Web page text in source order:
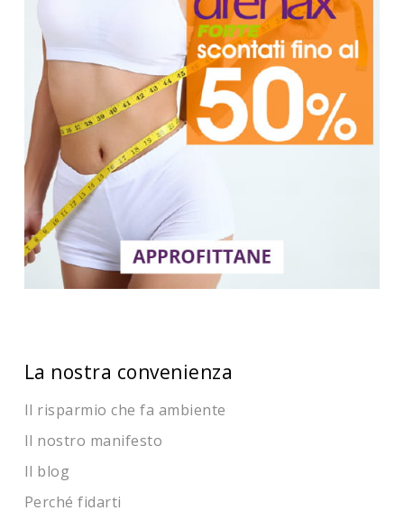
La nostra convenienza
Il risparmio che fa ambiente
Il nostro manifesto
Il blog
Perché fidarti